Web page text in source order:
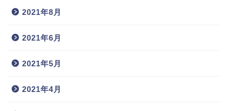
2021年8月
2021年6月
2021年5月
2021年4月